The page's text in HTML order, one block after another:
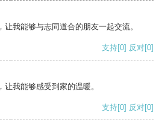
我能够与志同道合的朋友一起交流。
支持[0] 反对[0]
我能够感受到家的温暖。
支持[0] 反对[0]